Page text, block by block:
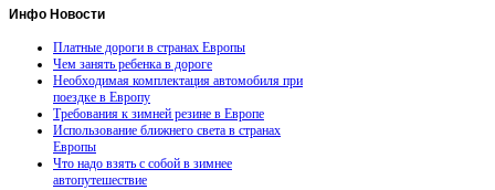
Инфо Новости
Платные дороги в странах Европы
Чем занять ребенка в дороге
Необходимая комплектация автомобиля при
поездке в Европу
Требования к зимней резине в Европе
Использование ближнего света в странах
Европы
Что надо взять с собой в зимнее
автопутешествие